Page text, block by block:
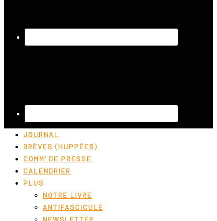
JOURNAL
BRÈVES (HUPPÉES)
COMM’ DE PRESSE
CALENDRIER
PLUS
NOTRE LIVRE
ANTIFASCICULE